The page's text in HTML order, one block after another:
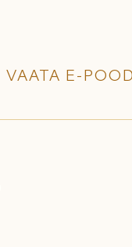
VAATA E-